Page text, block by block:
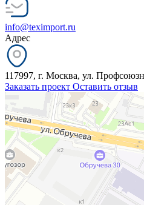
info@teximport.ru
Адрес
117997, г. Москва, ул.
Заказать проект Оставить отзыв